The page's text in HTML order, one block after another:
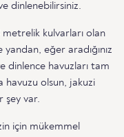
dinlenebilirsiniz.
metrelik kulvarları olan
eğer aradığınız
dinlence havuzları tam
havuzu olsun, jakuzi
şey var.
için mükemmel